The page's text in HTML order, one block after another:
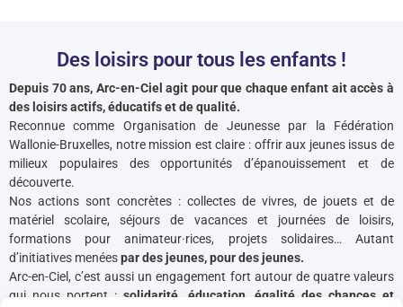
Des loisirs pour tous les enfants !
Depuis 70 ans, Arc-en-Ciel agit pour que chaque enfant ait accès à
des loisirs actifs, éducatifs et de qualité.
Reconnue comme Organisation de Jeunesse par la Fédération
Wallonie-Bruxelles, notre mission est claire : offrir aux jeunes issus de
milieux populaires des opportunités d’épanouissement et de
découverte.
Nos actions sont concrètes : collectes de vivres, de jouets et de
matériel scolaire, séjours de vacances et journées de loisirs,
formations pour animateur·rices, projets solidaires… Autant
d’initiatives menéespar des jeunes, pour des jeunes.
Arc-en-Ciel, c’est aussi un engagement fort autour de quatre valeurs
qui nous portent :solidarité, éducation, égalité des chances et